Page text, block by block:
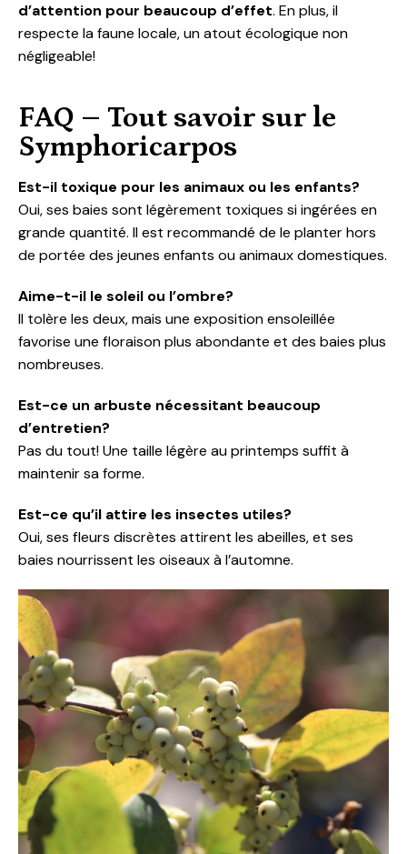
d’attention pour beaucoup d’effet. En plus, il
respecte la faune locale, un atout écologique non
négligeable!
FAQ – Tout savoir sur le
Symphoricarpos
Est-il toxique pour les animaux ou les enfants?
Oui, ses baies sont légèrement toxiques si ingérées en
grande quantité. Il est recommandé de le planter hors
de portée des jeunes enfants ou animaux domestiques.
Aime-t-il le soleil ou l’ombre?
Il tolère les deux, mais une exposition ensoleillée
favorise une floraison plus abondante et des baies plus
nombreuses.
Est-ce un arbuste nécessitant beaucoup
d’entretien?
Pas du tout! Une taille légère au printemps suffit à
maintenir sa forme.
Est-ce qu’il attire les insectes utiles?
Oui, ses fleurs discrètes attirent les abeilles, et ses
baies nourrissent les oiseaux à l’automne.